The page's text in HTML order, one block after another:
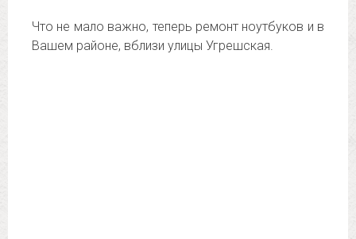
Что не мало важно, теперь ремонт ноутбуков и в
Вашем районе, вблизи улицы Угрешская.